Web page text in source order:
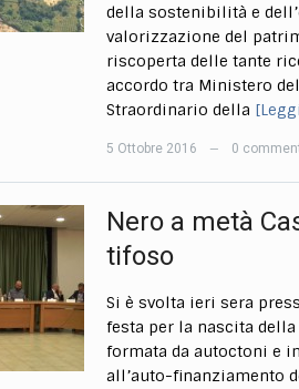
della sostenibilità e
valorizzazione del
riscoperta delle tante
accordo tra Ministero
Straordinario della
5 Ottobre 2016 — 0
Nero a metà
tifoso
Si è svolta ieri sera
festa per la nascita della
formata da autoctoni e
all’auto-finanziamento